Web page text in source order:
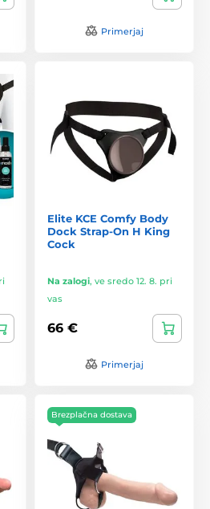
Primerjaj
Elite KCE Comfy Body
Dock Strap-On H King
Cock
Na zalogi, ve sredo 12. 8. pri
vas
66 €
Primerjaj
Brezplačna dostava